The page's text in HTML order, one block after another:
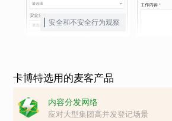
安全和不安全行为观察
卡博特选用的麦客产品
内容分发网络
应对大型集团高并发登记场景